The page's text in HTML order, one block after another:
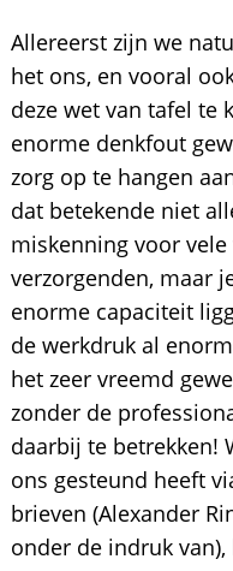
Allereerst zijn we
het ons, en vooral
deze wet van tafel te
enorme denkfout
zorg op te hangen
dat betekende niet
miskenning voor
verzorgenden, maar
enorme capaciteit
de werkdruk al
het zeer vreemd
zonder de
daarbij te betrekken!
ons gesteund heeft
brieven (Alexander
onder de indruk